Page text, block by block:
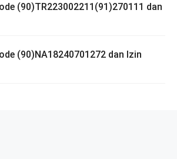
(90)TR223002211(91)270111 dan
(90)NA18240701272 dan Izin